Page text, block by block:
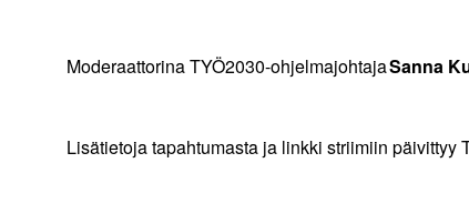
Moderaattorina TYÖ2030-ohjelmajohtajaSanna
Lisätietoja tapahtumasta ja linkki striimiin päivittyy